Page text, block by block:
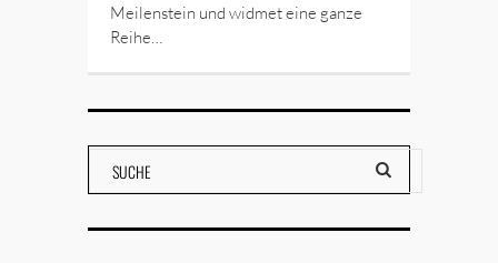
Meilenstein und widmet eine ganze
Reihe…